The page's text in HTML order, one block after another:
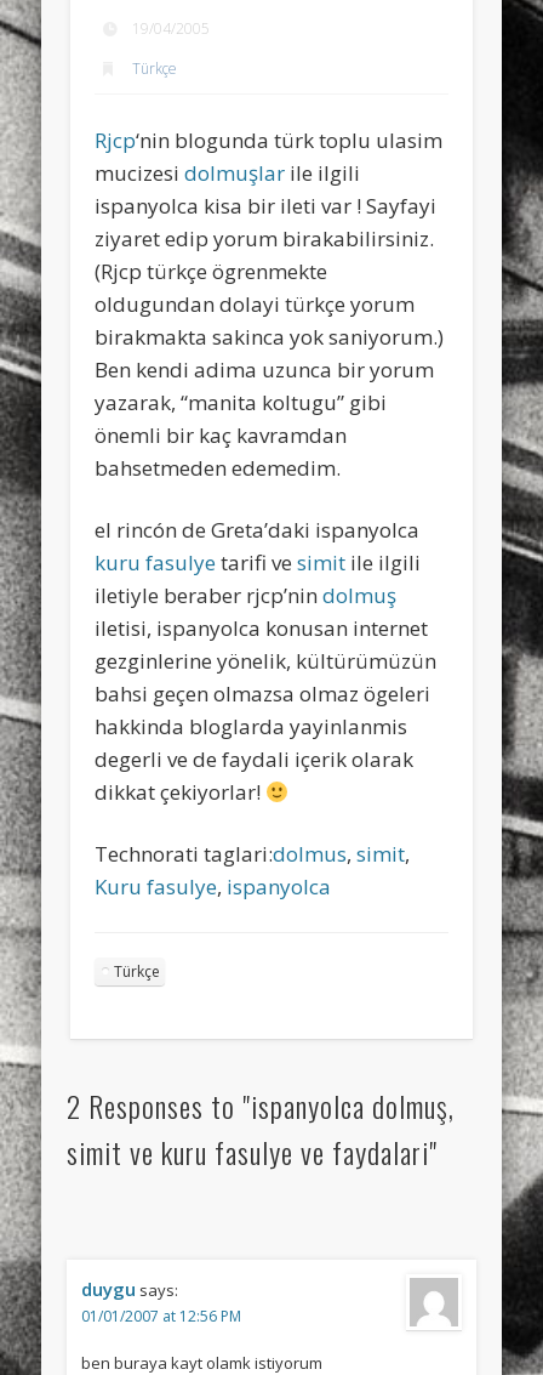
stand up paddle board
visual arts web World
Friendly Pages & Karma
LookRemixLookRemix – social fashion content platform.
Mirat Can BayrakMirat Can Bayrak blogu – 12 düs akçesi
19/04/2005
Türkçe
Rjcp‘nin blogunda türk toplu ulasim
mucizesidolmuşlar ile ilgili
ispanyolca kisa bir ileti var ! Sayfayi
ziyaret edip yorum birakabilirsiniz.
(Rjcp türkçe ögrenmekte
oldugundan dolayi türkçe yorum
birakmakta sakinca yok saniyorum.)
Ben kendi adima uzunca bir yorum
yazarak, “manita koltugu” gibi
önemli bir kaç kavramdan
bahsetmeden edemedim.
el rincón de Greta’daki ispanyolca
kuru fasulyetarifi vesimit ile ilgili
iletiyle beraber rjcp’nindolmuş
iletisi, ispanyolca konusan internet
gezginlerine yönelik, kültürümüzün
bahsi geçen olmazsa olmaz ögeleri
hakkinda bloglarda yayinlanmis
degerli ve de faydali içerik olarak
dikkat çekiyorlar!
Technorati taglari:dolmus,simit,
Kuru fasulye, ispanyolca
Türkçe
2 Responses to "ispanyolca dolmuş,
simit ve kuru fasulye ve faydalari"
duygu says:
01/01/2007 at 12:56 PM
ben buraya kayt olamk istiyorum